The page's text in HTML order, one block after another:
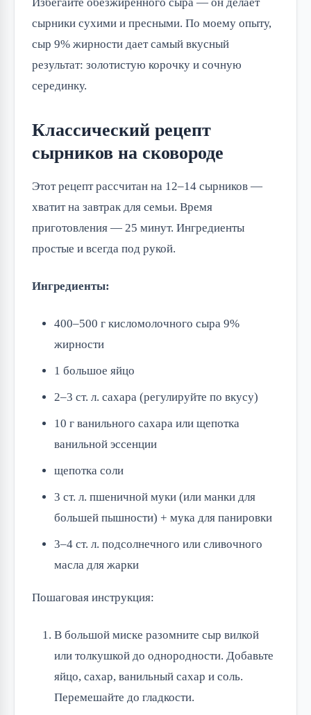
сырники сухими и пресными. По моему опыту,
сыр 9% жирности дает самый вкусный
результат: золотистую корочку и сочную
серединку.
Классический рецепт
сырников на сковороде
Этот рецепт рассчитан на 12–14 сырников —
хватит на завтрак для семьи. Время
приготовления — 25 минут. Ингредиенты
простые и всегда под рукой.
Ингредиенты:
400–500 г кисломолочного сыра 9%
жирности
1 большое яйцо
2–3 ст. л. сахара (регулируйте по вкусу)
10 г ванильного сахара или щепотка
ванильной эссенции
щепотка соли
3 ст. л. пшеничной муки (или манки для
большей пышности) + мука для панировки
3–4 ст. л. подсолнечного или сливочного
масла для жарки
Пошаговая инструкция:
В большой миске разомните сыр вилкой
или толкушкой до однородности. Добавьте
яйцо, сахар, ванильный сахар и соль.
Перемешайте до гладкости.